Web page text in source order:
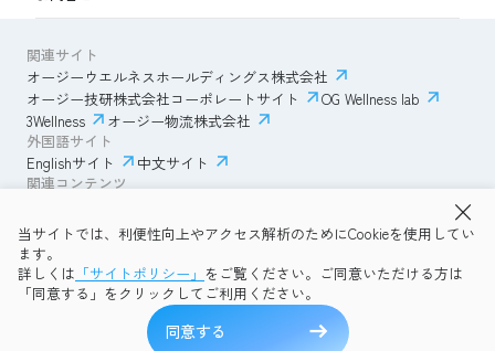
当サイトでは、利便性向上やアクセス解析のためにCookieを使用してい
ます。
詳しくは 「サイトポリシー」 をご覧ください。ご同意いただける方は
「同意する」をクリックしてご利用ください。
同意する
関連サイト
オージーウエルネスホールディングス株式会社
オージー技研株式会社コーポレートサイト
OG Wellness lab
3Wellness
オージー物流株式会社
外国語サイト
Englishサイト
中文サイト
関連コンテンツ
透明性ガイドライン
プライバシーポリシー
OG Wellness会員規約
コミュニティガイドライン
サイトマップ
Copyright © 2026 OG Wellness Co., Ltd. All rights reserved.